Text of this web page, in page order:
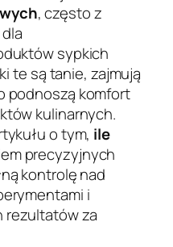
, często z
sypkich
te są tanie, zajmują
podnoszą komfort
kulinarnych.
o tym, ile
precyzyjnych
kontrolę nad
i
rezultatów za